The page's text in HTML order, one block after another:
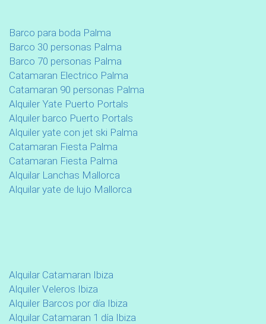
Barco para boda Palma
Barco 30 personas Palma
Barco 70 personas Palma
Catamaran Electrico Palma
Catamaran 90 personas Palma
Alquiler Yate Puerto Portals
Alquiler barco Puerto Portals
Alquiler yate con jet ski Palma
Catamaran Fiesta Palma
Catamaran Fiesta Palma
Alquilar Lanchas Mallorca
Alquilar yate de lujo Mallorca
Alquilar Catamaran Ibiza
Alquiler Veleros Ibiza
Alquiler Barcos por día Ibiza
Alquilar Catamaran 1 día Ibiza